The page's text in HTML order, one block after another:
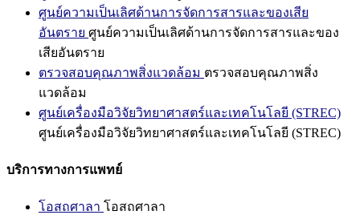
ศูนย์ความเป็นเลิศด้านการจัดการสารและของเสีย
อันตราย ศูนย์ความเป็นเลิศด้านการจัดการสารและของ
เสียอันตราย
ตรวจสอบคุณภาพสิ่งแวดล้อม ตรวจสอบคุณภาพสิ่ง
แวดล้อม
ศูนย์เครื่องมือวิจัยวิทยาศาสตร์และเทคโนโลยี (STREC)
ศูนย์เครื่องมือวิจัยวิทยาศาสตร์และเทคโนโลยี (STREC)
บริการทางการแพทย์
โอสถศาลา โอสถศาลา